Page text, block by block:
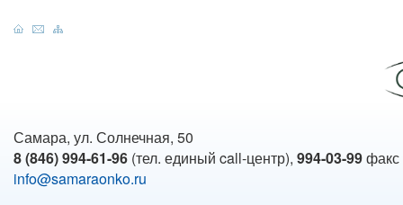
Самара, ул. Солнечная, 50
8 (846) 994-61-96 (тел. единый call-центр), 994-03-99факс
info@samaraonko.ru